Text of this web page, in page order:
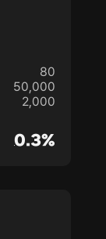
80
50,000
2,000
0.3%